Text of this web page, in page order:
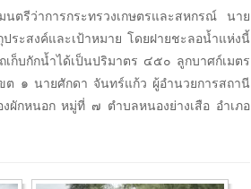
รีว่าการกระทรวงเกษตรและสหกรณ์ นาย
ระสงค์และเป้าหมาย โดยฝายชะลอน้ำแห่งนี้
กักน้ำได้เป็นปริมาตร ๔๕๐ ลูกบาศก์เมตร
ต ๑ นายศักดา จันทร์แก้ว ผู้อำนวยการสถานี
กหนอก หมู่ที่ ๗ ตำบลหนองย่างเสือ อำเภอ